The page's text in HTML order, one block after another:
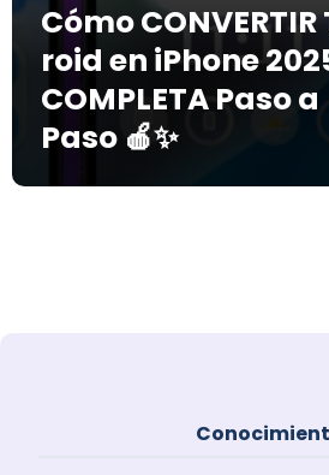
Cómo
roid en iPhone
COMPLETA Paso a
Paso 🍎✨